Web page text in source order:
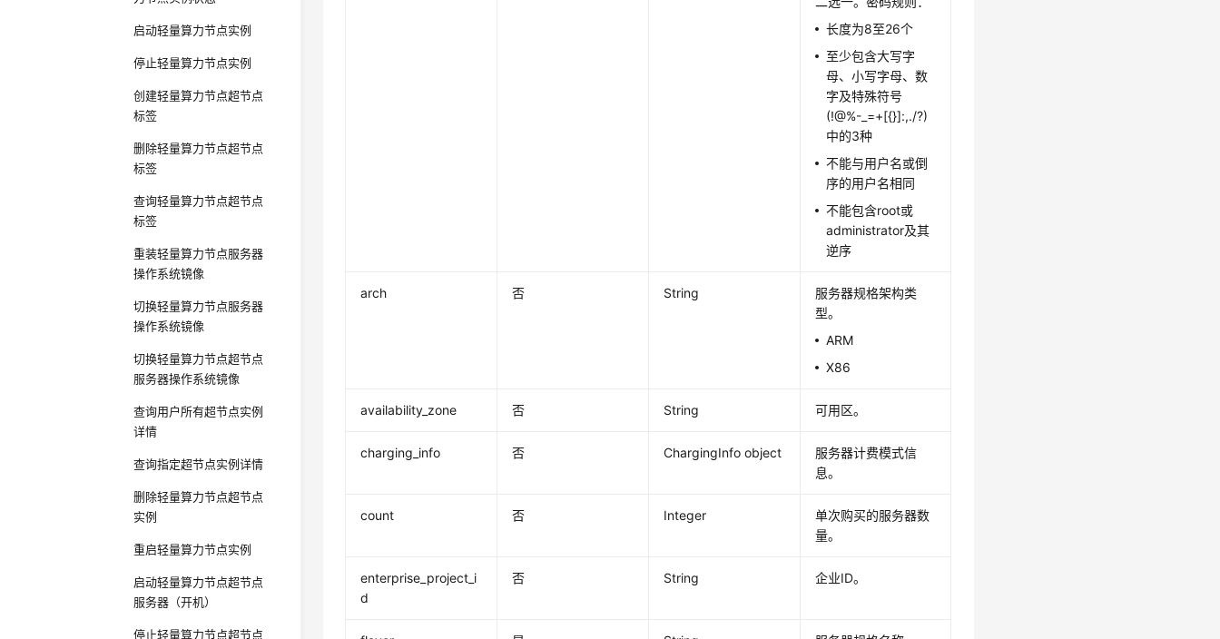
启动轻量算力节点实例
停止轻量算力节点实例
创建轻量算力节点超节点
标签
删除轻量算力节点超节点
标签
查询轻量算力节点超节点
标签
重装轻量算力节点服务器
操作系统镜像
切换轻量算力节点服务器
操作系统镜像
切换轻量算力节点超节点
服务器操作系统镜像
查询用户所有超节点实例
详情
查询指定超节点实例详情
删除轻量算力节点超节点
实例
重启轻量算力节点实例
启动轻量算力节点超节点
服务器（开机）
停止轻量算力节点超节点
长度为8至26个
至少包含大写字
母、小写字母、数
字及特殊符号
(!@%-_=+[{}]:,./?)
中的3种
不能与用户名或倒
序的用户名相同
不能包含root或
administrator及其
逆序
arch 否 String
服务器规格架构类
型。
ARM
X86
availability_zone 否 String 可用区。
charging_info 否 ChargingInfo object
服务器计费模式信
息。
count 否 Integer
单次购买的服务器数
量。
enterprise_project_i
d
否 String 企业ID。